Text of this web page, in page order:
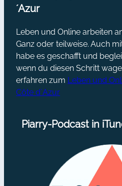
´Azur
Leben und Online arbeiten
Ganz oder teilweise. Auch
habe es geschafft und
wenn du diesen Schritt
erfahren zum Leben und
Côte d´Azur
Piarry-Podcast in